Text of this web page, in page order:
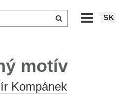
SK
motív
Kompánek